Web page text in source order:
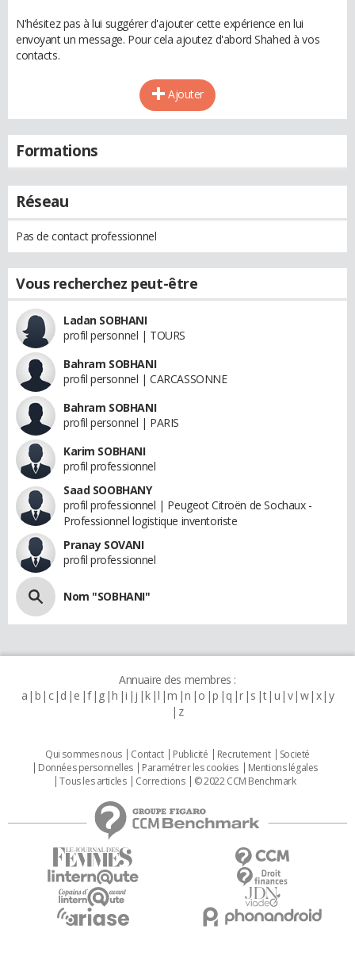
N'hésitez pas à lui suggérer d'ajouter cette expérience en lui
envoyant un message. Pour cela ajoutez d'abord Shahed à vos
contacts.
Ajouter
Formations
Réseau
Pas de contact professionnel
Vous recherchez peut-être
Ladan SOBHANI
profil personnel | TOURS
Bahram SOBHANI
profil personnel | CARCASSONNE
Bahram SOBHANI
profil personnel | PARIS
Karim SOBHANI
profil professionnel
Saad SOOBHANY
profil professionnel | Peugeot Citroën de Sochaux -
Professionnel logistique inventoriste
Pranay SOVANI
profil professionnel
Nom "SOBHANI"
Annuaire des membres :
a b c d e f g h i j k l m n o p q r s t u v w x y
z
Qui sommes nous Contact Publicité Recrutement
Societé
Données personnelles
Paramétrer les cookies
Mentions légales
Tous les articles
Corrections © 2022 CCM Benchmark